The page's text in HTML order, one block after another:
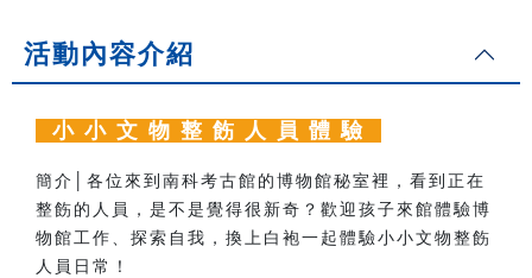
活動內容介紹
小 小 文 物 整 飭 人 員 體 驗
簡介│各位來到南科考古館的博物館秘室裡，看到正在
整飭的人員，是不是覺得很新奇？歡迎孩子來館體驗博
物館工作、探索自我，換上白袍一起體驗小小文物整飭
人員日常！